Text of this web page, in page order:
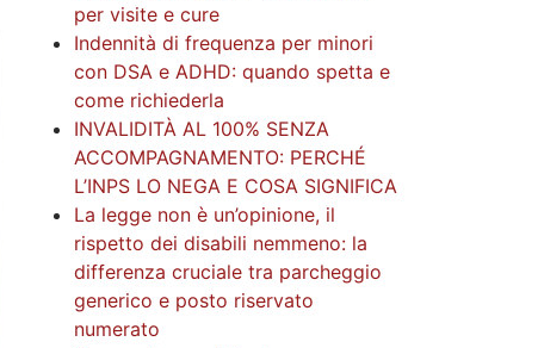
per visite e cure
Indennità di frequenza per minori
con DSA e ADHD: quando spetta e
come richiederla
INVALIDITÀ AL 100% SENZA
ACCOMPAGNAMENTO: PERCHÉ
L’INPS LO NEGA E COSA SIGNIFICA
La legge non è un’opinione, il
rispetto dei disabili nemmeno: la
differenza cruciale tra parcheggio
generico e posto riservato
numerato